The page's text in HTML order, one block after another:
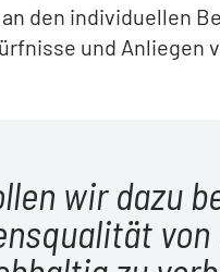
den individuellen
und Anliegen
wir dazu
von